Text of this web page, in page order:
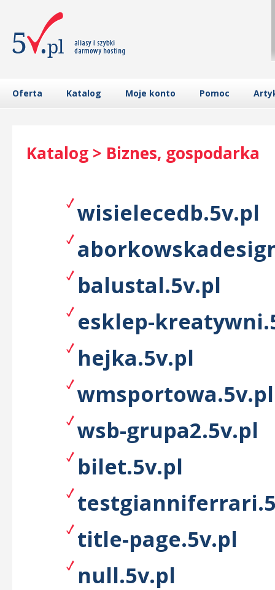
Oferta Katalog Moje konto Pomoc
Katalog > Biznes, gospodarka
wisielecedb.5v.pl
balustal.5v.pl
esklep-
hejka.5v.pl
wmsportowa.5v.pl
wsb-grupa2.5v.pl
bilet.5v.pl
title-page.5v.pl
null.5v.pl